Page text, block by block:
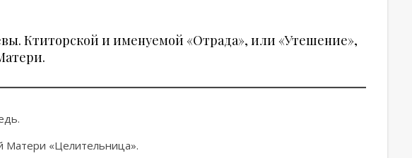
Ктиторской и именуемой «Отрада», или «Утешение»,
Матери «Целительница».